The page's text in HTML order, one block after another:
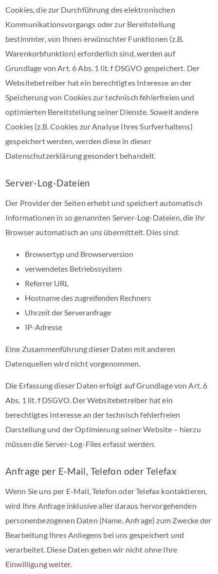
Cookies, die zur Durchführung des elektronischen
Kommunikationsvorgangs oder zur Bereitstellung
bestimmter, von Ihnen erwünschter Funktionen (z.B.
Warenkorbfunktion) erforderlich sind, werden auf
Grundlage von Art. 6 Abs. 1 lit. f DSGVO gespeichert. Der
Websitebetreiber hat ein berechtigtes Interesse an der
Speicherung von Cookies zur technisch fehlerfreien und
optimierten Bereitstellung seiner Dienste. Soweit andere
Cookies (z.B. Cookies zur Analyse Ihres Surfverhaltens)
gespeichert werden, werden diese in dieser
Datenschutzerklärung gesondert behandelt.
Server-Log-Dateien
Der Provider der Seiten erhebt und speichert automatisch
Informationen in so genannten Server-Log-Dateien, die Ihr
Browser automatisch an uns übermittelt. Dies sind:
Browsertyp und Browserversion
verwendetes Betriebssystem
Referrer URL
Hostname des zugreifenden Rechners
Uhrzeit der Serveranfrage
IP-Adresse
Eine Zusammenführung dieser Daten mit anderen
Datenquellen wird nicht vorgenommen.
Die Erfassung dieser Daten erfolgt auf Grundlage von Art. 6
Abs. 1 lit. f DSGVO. Der Websitebetreiber hat ein
berechtigtes Interesse an der technisch fehlerfreien
Darstellung und der Optimierung seiner Website – hierzu
müssen die Server-Log-Files erfasst werden.
Anfrage per E-Mail, Telefon oder Telefax
Wenn Sie uns per E-Mail, Telefon oder Telefax kontaktieren,
wird Ihre Anfrage inklusive aller daraus hervorgehenden
personenbezogenen Daten (Name, Anfrage) zum Zwecke der
Bearbeitung Ihres Anliegens bei uns gespeichert und
verarbeitet. Diese Daten geben wir nicht ohne Ihre
Einwilligung weiter.